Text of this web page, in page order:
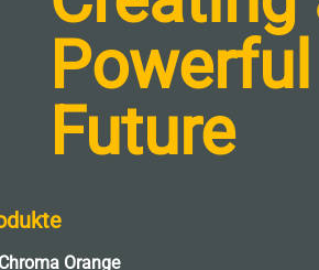
Powerful
Future
Orange